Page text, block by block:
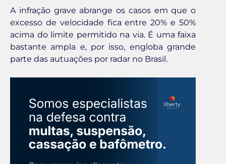
A infração grave abrange os casos em que o
excesso de velocidade fica entre 20% e 50%
acima do limite permitido na via. É uma faixa
bastante ampla e, por isso, engloba grande
parte das autuações por radar no Brasil.